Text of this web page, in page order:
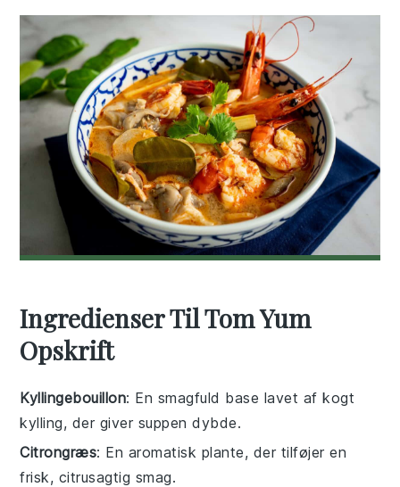
Ingredienser Til Tom Yum
Opskrift
Kyllingebouillon: En smagfuld base lavet af kogt
kylling, der giver suppen dybde.
Citrongræs: En aromatisk plante, der tilføjer en
frisk, citrusagtig smag.